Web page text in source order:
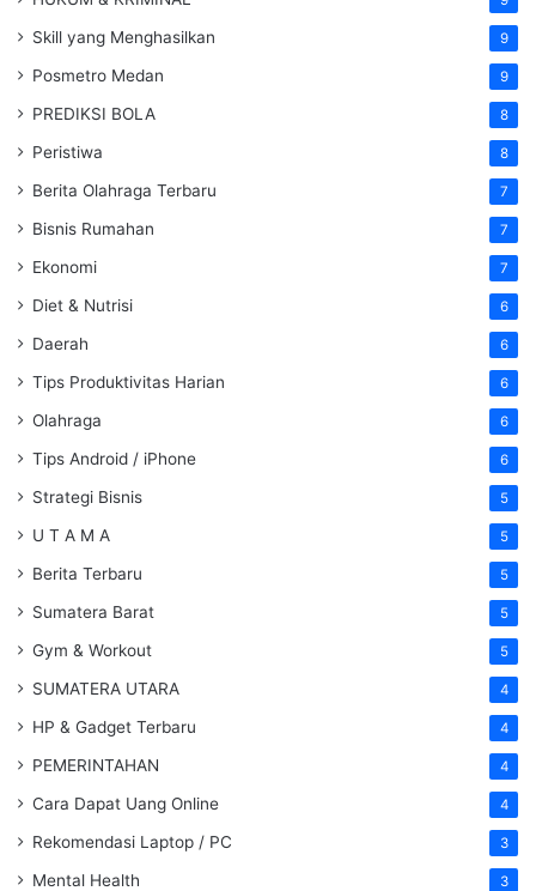
Skill yang Menghasilkan 9
Posmetro Medan 9
PREDIKSI BOLA 8
Peristiwa 8
Berita Olahraga Terbaru 7
Bisnis Rumahan 7
Ekonomi 7
Diet & Nutrisi 6
Daerah 6
Tips Produktivitas Harian 6
Olahraga 6
Tips Android / iPhone 6
Strategi Bisnis 5
U T A M A 5
Berita Terbaru 5
Sumatera Barat 5
Gym & Workout 5
SUMATERA UTARA 4
HP & Gadget Terbaru 4
PEMERINTAHAN 4
Cara Dapat Uang Online 4
Rekomendasi Laptop / PC 3
Mental Health 3